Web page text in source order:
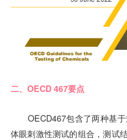
二、OECD 467要点
OECD467包含了两种基
体眼刺激性测试的组合，测试